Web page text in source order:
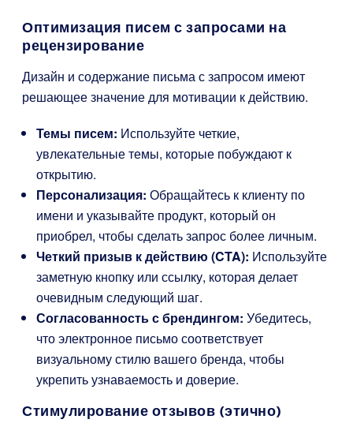
Оптимизация писем с запросами на
рецензирование
Дизайн и содержание письма с запросом имеют
решающее значение для мотивации к действию.
Темы писем: Используйте четкие,
увлекательные темы, которые побуждают к
открытию.
Персонализация: Обращайтесь к клиенту по
имени и указывайте продукт, который он
приобрел, чтобы сделать запрос более личным.
Четкий призыв к действию (CTA): Используйте
заметную кнопку или ссылку, которая делает
очевидным следующий шаг.
Согласованность с брендингом: Убедитесь,
что электронное письмо соответствует
визуальному стилю вашего бренда, чтобы
укрепить узнаваемость и доверие.
Стимулирование отзывов (этично)